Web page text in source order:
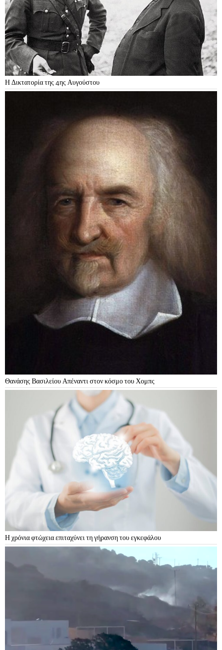
Η Δικτατορία της 4ης Αυγούστου
Θανάσης Βασιλείου Απέναντι στον κόσμο του Χομπς
Η χρόνια φτώχεια επιταχύνει τη γήρανση του εγκεφάλου